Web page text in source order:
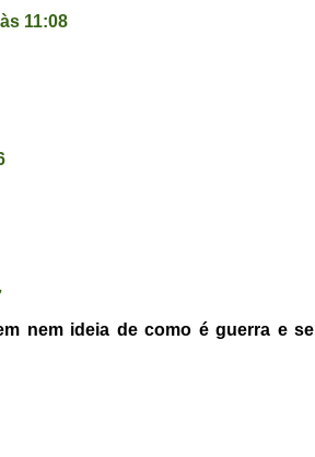
11:08
nem ideia de como é guerra e se